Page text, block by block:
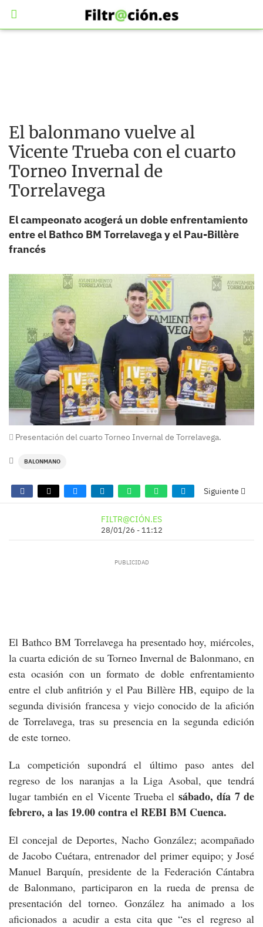
El balonmano vuelve al
Vicente Trueba con el cuarto
Torneo Invernal de
Torrelavega
El campeonato acogerá un doble enfrentamiento
entre el Bathco BM Torrelavega y el Pau-Billère
francés
Presentación del cuarto Torneo Invernal de Torrelavega.
BALONMANO
Siguiente
FILTR@CIÓN.ES
28/01/26 - 11:12
El Bathco BM Torrelavega ha presentado hoy, miércoles,
la cuarta edición de su Torneo Invernal de Balonmano, en
esta ocasión con un formato de doble enfrentamiento
entre el club anfitrión y el Pau Billère HB, equipo de la
segunda división francesa y viejo conocido de la afición
de Torrelavega, tras su presencia en la segunda edición
de este torneo.
La competición supondrá el último paso antes del
regreso de los naranjas a la Liga Asobal, que tendrá
lugar también en el Vicente Trueba el sábado, día 7 de
febrero, a las 19.00 contra el REBI BM Cuenca.
El concejal de Deportes, Nacho González; acompañado
de Jacobo Cuétara, entrenador del primer equipo; y José
Manuel Barquín, presidente de la Federación Cántabra
de Balonmano, participaron en la rueda de prensa de
presentación del torneo. González ha animado a los
aficionados a acudir a esta cita que “es el regreso al